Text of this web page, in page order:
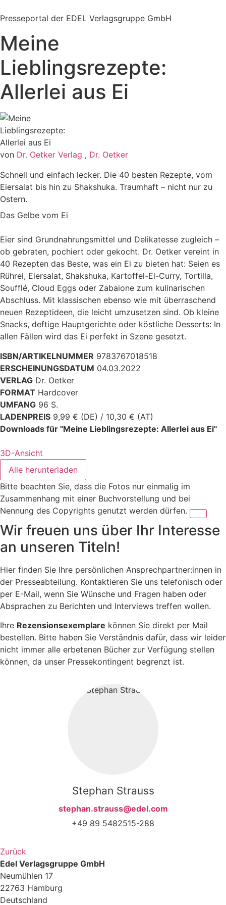
Inhalt
Presseportal der EDEL Verlagsgruppe GmbH
Meine
Lieblingsrezepte:
Allerlei aus Ei
von Dr. Oetker Verlag , Dr. Oetker
Schnell und einfach lecker. Die 40 besten Rezepte, vom
Eiersalat bis hin zu Shakshuka. Traumhaft – nicht nur zu
Ostern.
Das Gelbe vom Ei
Eier sind Grundnahrungsmittel und Delikatesse zugleich –
ob gebraten, pochiert oder gekocht. Dr. Oetker vereint in
40 Rezepten das Beste, was ein Ei zu bieten hat: Seien es
Rührei, Eiersalat, Shakshuka, Kartoffel-Ei-Curry, Tortilla,
Soufflé, Cloud Eggs oder Zabaione zum kulinarischen
Abschluss. Mit klassischen ebenso wie mit überraschend
neuen Rezeptideen, die leicht umzusetzen sind. Ob kleine
Snacks, deftige Hauptgerichte oder köstliche Desserts: In
allen Fällen wird das Ei perfekt in Szene gesetzt.
ISBN/ARTIKELNUMMER 9783767018518
ERSCHEINUNGSDATUM 04.03.2022
VERLAG Dr. Oetker
FORMAT Hardcover
UMFANG 96 S.
LADENPREIS 9,99 € (DE) / 10,30 € (AT)
Downloads für "Meine Lieblingsrezepte: Allerlei aus Ei"
3D-Ansicht
Alle herunterladen
Bitte beachten Sie, dass die Fotos nur einmalig im
Zusammenhang mit einer Buchvorstellung und bei
Nennung des Copyrights genutzt werden dürfen.
Wir freuen uns über Ihr Interesse
an unseren Titeln!
Hier finden Sie Ihre persönlichen Ansprechpartner:innen in
der Presseabteilung. Kontaktieren Sie uns telefonisch oder
per E-Mail, wenn Sie Wünsche und Fragen haben oder
Absprachen zu Berichten und Interviews treffen wollen.
Ihre Rezensionsexemplare können Sie direkt per Mail
bestellen. Bitte haben Sie Verständnis dafür, dass wir leider
nicht immer alle erbetenen Bücher zur Verfügung stellen
können, da unser Pressekontingent begrenzt ist.
Stephan Strauss
stephan.strauss@edel.com
+49 89 5482515-288
Zurück
Edel Verlagsgruppe GmbH
Neumühlen 17
22763 Hamburg
Deutschland